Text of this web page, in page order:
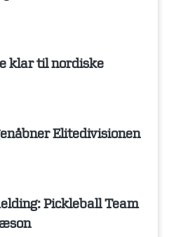
klar til nordiske
Elitedivisionen
Pickleball Team